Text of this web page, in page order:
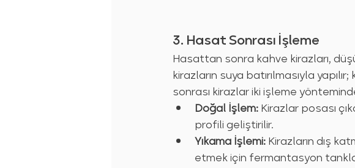
3. Hasat Sonrası İşleme
Hasattan sonra kahve kirazları,
kirazların suya batırılmasıyla
sonrası kirazlar iki işleme
Doğal İşlem: Kirazlar posası
profili geliştirilir.
Yıkama İşlemi: Kirazların dış
etmek için fermantasyon